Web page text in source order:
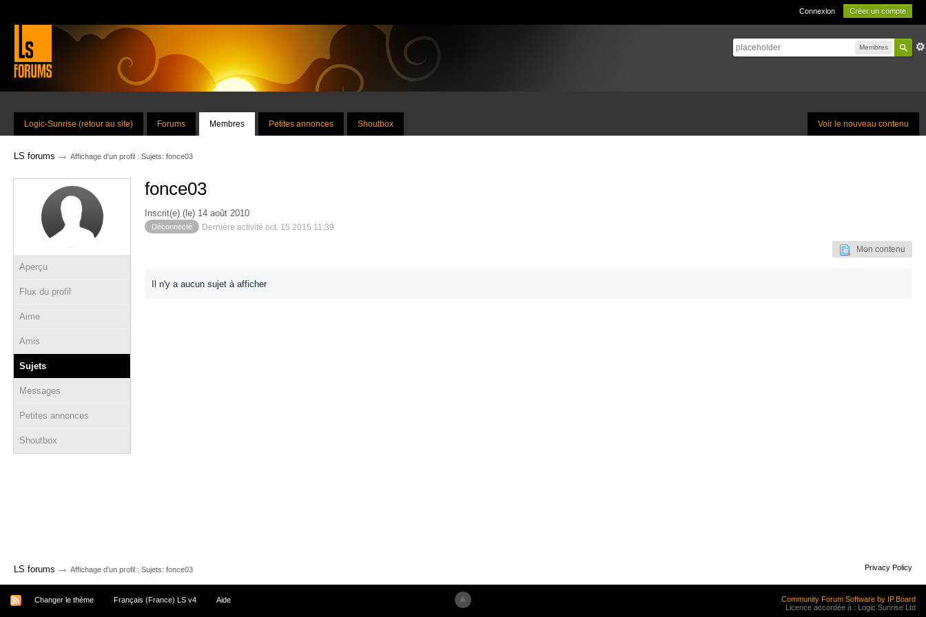
Connexion Créer un compte
Membres
Voir le nouveau contenu
Logic-Sunrise (retour au site) Forums Membres Petites annonces Shoutbox
LS forums → Affichage d'un profil : Sujets: fonce03
Aperçu
Flux du profil
Aime
Amis
Sujets
Messages
Petites annonces
Shoutbox
fonce03
Inscrit(e) (le) 14 août 2010
Déconnecté Dernière activité oct. 15 2015 11:39
Mon contenu
Il n'y a aucun sujet à afficher
LS forums → Affichage d'un profil : Sujets: fonce03 Privacy Policy
Changer le thème Français (France) LS v4 Aide
Community Forum Software by IP.Board
Licence accordée à : Logic Sunrise Ltd